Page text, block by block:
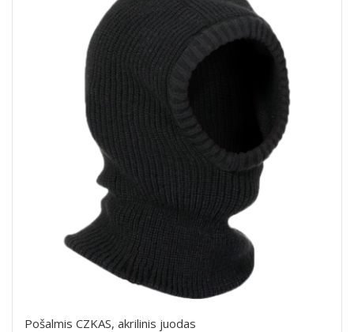
Pošalmis CZKAS, akrilinis juodas